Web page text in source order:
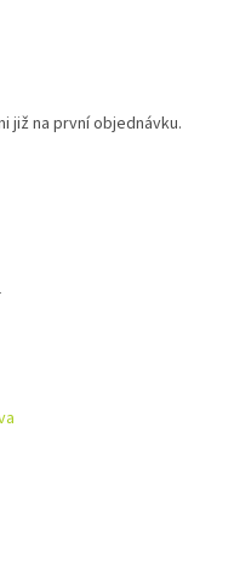
již na první objednávku.